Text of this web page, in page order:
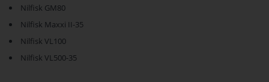
Nilfisk GM80
Nilfisk Maxxi II-35
Nilfisk VL100
Nilfisk VL500-35